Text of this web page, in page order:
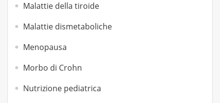
Malattie della tiroide
Malattie dismetaboliche
Menopausa
Morbo di Crohn
Nutrizione pediatrica